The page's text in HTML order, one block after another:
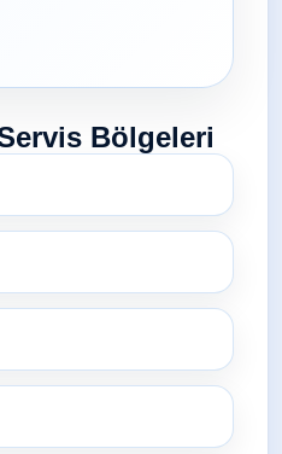
Bölgeleri